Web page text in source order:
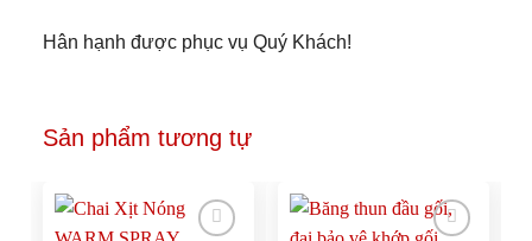
Hân hạnh được phục vụ Quý Khách!
Sản phẩm tương tự